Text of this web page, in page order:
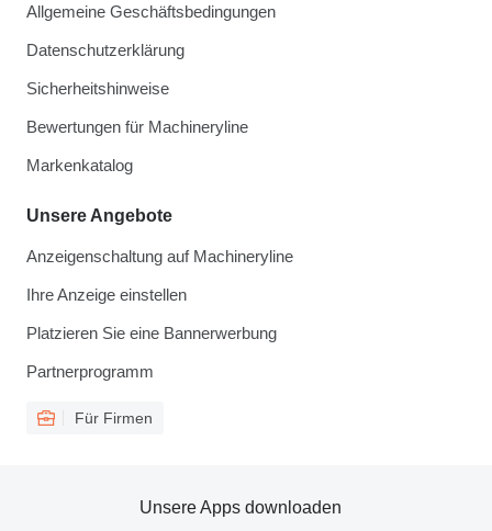
Allgemeine Geschäftsbedingungen
Datenschutzerklärung
Sicherheitshinweise
Bewertungen für Machineryline
Markenkatalog
Unsere Angebote
Anzeigenschaltung auf Machineryline
Ihre Anzeige einstellen
Platzieren Sie eine Bannerwerbung
Partnerprogramm
Für Firmen
Unsere Apps downloaden